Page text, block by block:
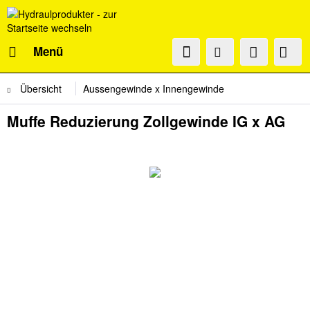
Menü
Übersicht Aussengewinde x Innengewinde
Muffe Reduzierung Zollgewinde IG x AG